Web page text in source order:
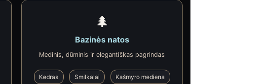
🌲
Bazinės natos
Medinis, dūminis ir elegantiškas pagrindas
Kedras Smilkalai Kašmyro mediena